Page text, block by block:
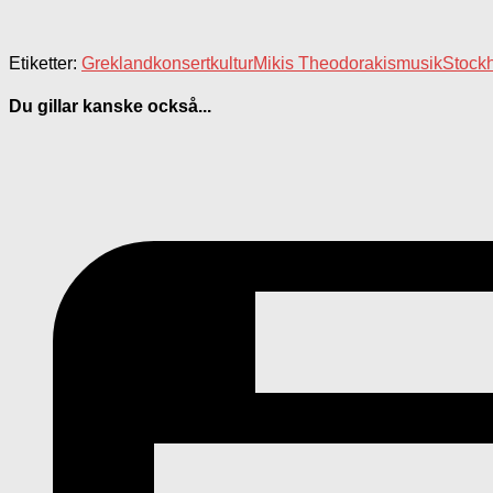
Etiketter: Grekland konsertkulturMikis Theodorakismusik
Du gillar kanske också...